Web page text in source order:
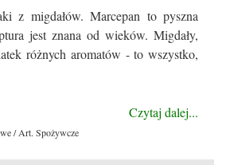
z migdałów. Marcepan to pyszna
jest znana od wieków. Migdały,
różnych aromatów - to wszystko,
Czytaj dalej...
/ Art. Spożywcze